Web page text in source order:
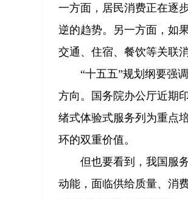
一方面，居民消费正在逐
逆的趋势。另一方面，如
交通、住宿、餐饮等关联
“十五五”规划纲要强
方向。国务院办公厅近期
绪式体验式服务列为重点
环的双重价值。
但也要看到，我国服
动能，面临供给质量、消